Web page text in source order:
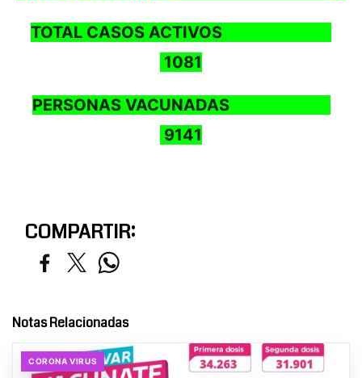
TOTAL CASOS ACTIVOS
1081
PERSONAS VACUNADAS
9141
COMPARTIR:
Notas Relacionadas
CORONA VIRUS